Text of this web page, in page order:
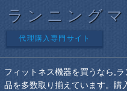
ランニング
代理購入専門サイト
フィットネス機器を買うなら,
品を多数取り揃えています。購